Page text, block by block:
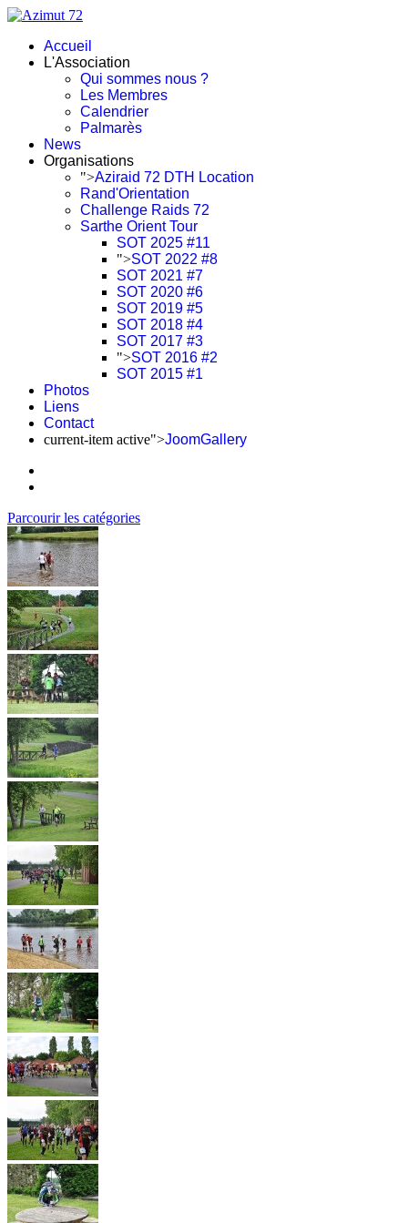
Accueil
L'Association
Qui sommes nous ?
Les Membres
Calendrier
Palmarès
News
Organisations
">Aziraid 72 DTH Location
Rand'Orientation
Challenge Raids 72
Sarthe Orient Tour
SOT 2025 #11
">SOT 2022 #8
SOT 2021 #7
SOT 2020 #6
SOT 2019 #5
SOT 2018 #4
SOT 2017 #3
">SOT 2016 #2
SOT 2015 #1
Photos
Liens
Contact
current-item active">JoomGallery
Parcourir les catégories